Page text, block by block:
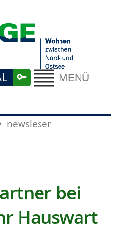
MENÜ
newsleser
bei
Hauswart